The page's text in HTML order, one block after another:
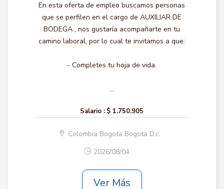
En esta oferta de empleo buscamos personas
que se perfilen en el cargo de AUXILIAR DE
BODEGA , nos gustaría acompañarte en tu
camino laboral, por lo cual te invitamos a que:
- Completes tu hoja de vida.
...
Salario : $ 1.750.905
Colombia Bogota Bogota D.c.
2026/08/04
Ver Más